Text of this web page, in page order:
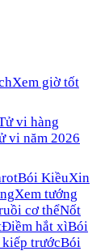
Xem giờ tốt
vi hàng
vi năm 2026
Bói KiềuXin
Xem tướng
cơ thểNốt
Điềm hắt xìBói
trướcBói